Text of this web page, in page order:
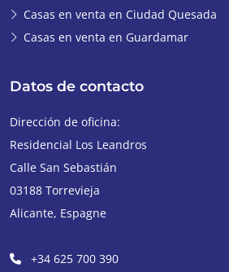
Casas en venta en Ciudad Quesada
Casas en venta en Guardamar
Datos de contacto
Dirección de oficina:
Residencial Los Leandros
Calle San Sebastián
03188 Torrevieja
Alicante, Espagne
+34 625 700 390